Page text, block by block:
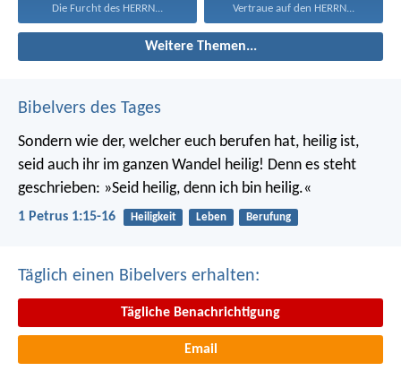
Die Furcht des HERRN... Vertraue auf den HERRN...
Weitere Themen...
Bibelvers des Tages
Sondern wie der, welcher euch berufen hat, heilig ist,
seid auch ihr im ganzen Wandel heilig! Denn es steht
geschrieben: »Seid heilig, denn ich bin heilig.«
1 Petrus 1:15-16 Heiligkeit Leben Berufung
Täglich einen Bibelvers erhalten:
Tägliche Benachrichtigung
Email